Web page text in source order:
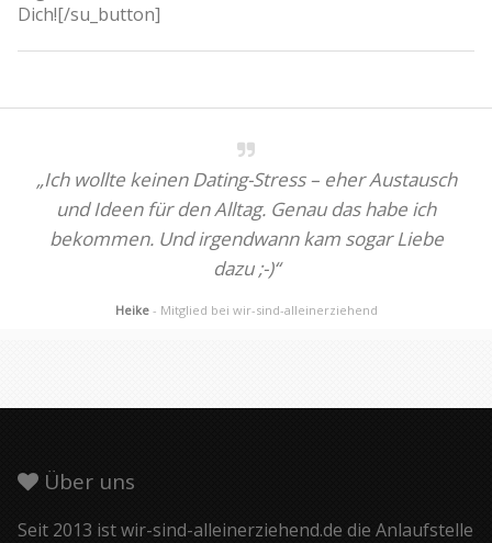
Dich![/su_button]
„Ich wollte keinen Dating-Stress – eher Austausch
und Ideen für den Alltag. Genau das habe ich
bekommen. Und irgendwann kam sogar Liebe
dazu ;-)“
Heike - Mitglied bei wir-sind-alleinerziehend
Über uns
Seit 2013 ist wir-sind-alleinerziehend.de die Anlaufstelle